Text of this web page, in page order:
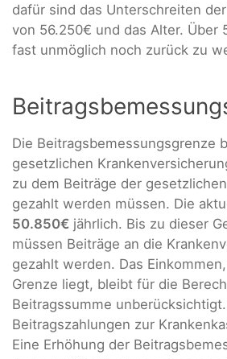
dafür sind das Unterschreiten
von 56.250€ und das Alter. Über
fast unmöglich noch zurück zu
Die Beitragsbemessungsgrenze
gesetzlichen
zu dem Beiträge der
gezahlt werden müssen. Die
50.850€ jährlich. Bis zu dieser
müssen Beiträge an die
gezahlt werden. Das
Grenze liegt, bleibt für die
Beitragssumme
Beitragszahlungen zur
Eine Erhöhung der